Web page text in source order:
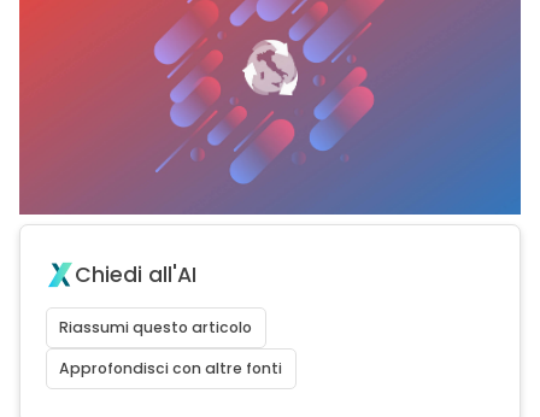
Chiedi all'AI
Riassumi questo articolo
Approfondisci con altre fonti